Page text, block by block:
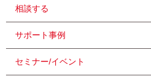
相談する
サポート事例
セミナー/イベント